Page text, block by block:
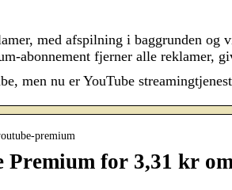
med afspilning i baggrunden
abonnement fjerner alle reklamer,
men nu er YouTube
premium
Premium for 3,31 kr